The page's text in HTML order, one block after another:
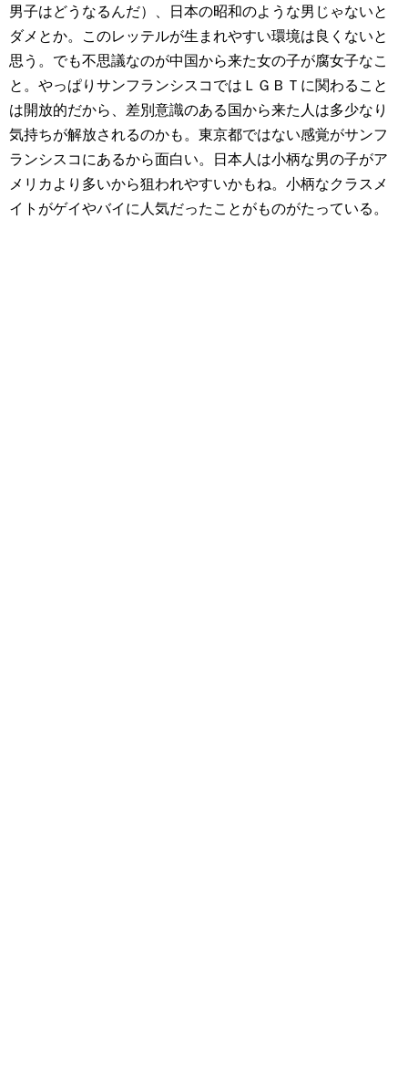
男子はどうなるんだ）、日本の昭和のような男じゃないと
ダメとか。このレッテルが生まれやすい環境は良くないと
思う。でも不思議なのが中国から来た女の子が腐女子なこ
と。やっぱりサンフランシスコではＬＧＢＴに関わること
は開放的だから、差別意識のある国から来た人は多少なり
気持ちが解放されるのかも。東京都ではない感覚がサンフ
ランシスコにあるから面白い。日本人は小柄な男の子がア
メリカより多いから狙われやすいかもね。小柄なクラスメ
イトがゲイやバイに人気だったことがものがたっている。